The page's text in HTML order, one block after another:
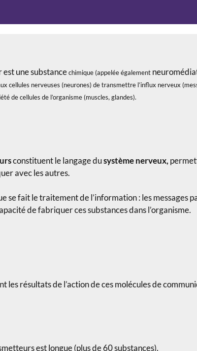
une substancechimique (appelée également
cellules nerveuses (neurones) de transmettre l’influx nerveux
de cellules de l’organisme (muscles, glandes).
constituent le langage dusystème nerveux,
avec les autres.
se fait le traitement de l’information : les messages
de fabriquer ces substances dans l’organisme.
les résultats de l’action de ces molécules de
est longue (plus de 60 substances).